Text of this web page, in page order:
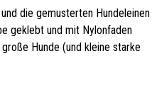
die gemusterten Hundeleinen
geklebt und mit Nylonfaden
Hunde (und kleine starke